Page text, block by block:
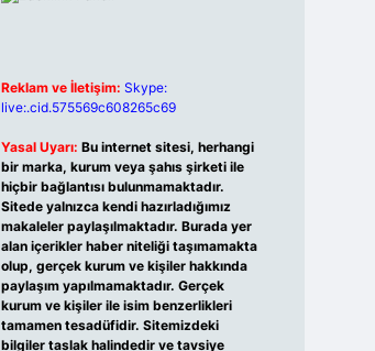
Reklam ve İletişim: Skype:
live:.cid.575569c608265c69
Yasal Uyarı: Bu internet sitesi, herhangi
bir marka, kurum veya şahıs şirketi ile
hiçbir bağlantısı bulunmamaktadır.
Sitede yalnızca kendi hazırladığımız
makaleler paylaşılmaktadır. Burada yer
alan içerikler haber niteliği taşımamakta
olup, gerçek kurum ve kişiler hakkında
paylaşım yapılmamaktadır. Gerçek
kurum ve kişiler ile isim benzerlikleri
tamamen tesadüfidir. Sitemizdeki
bilgiler taslak halindedir ve tavsiye